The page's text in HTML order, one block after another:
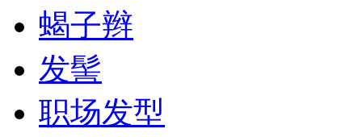
蝎子辫
发髻
职场发型